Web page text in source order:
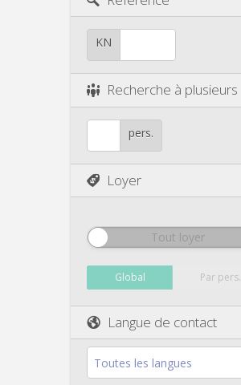
KN
Recherche à plusieurs
pers.
Loyer
Tout loyer
Global Par pers.
Langue de contact
Toutes les langues